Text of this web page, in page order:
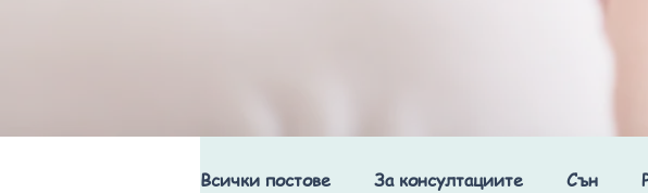
Всички постове За консултациите Сън